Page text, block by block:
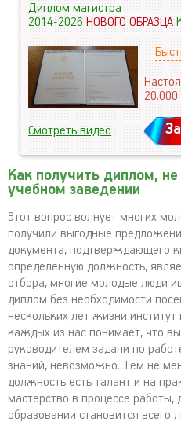
Диплом магистра
2014-2026НОВОГО ОБРАЗЦА
20.000
Смотреть видео
Как получить диплом,
учебном заведении
Этот вопрос волнует многих
получили выгодные
документа, подтверждающего
определенную должность,
отбора, многие молодые люди
диплом без необходимости
нескольких лет жизни
каждых из нас понимает, что
руководителем задачи по
знаний, невозможно. Тем не
должность есть талант и на
мастерство в процессе
образовании становится всего